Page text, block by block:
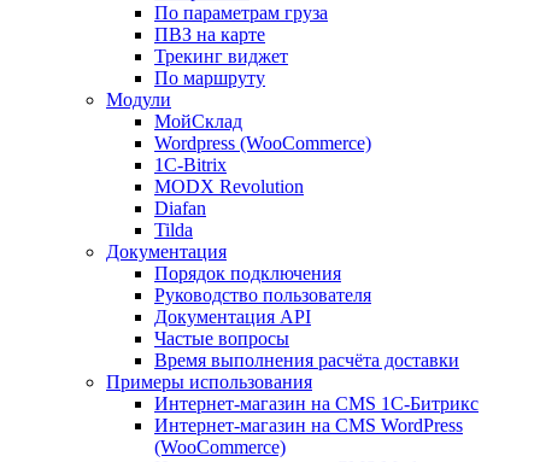
По параметрам груза
ПВЗ на карте
Трекинг виджет
По маршруту
Модули
МойСклад
Wordpress (WooCommerce)
1С-Bitrix
MODX Revolution
Diafan
Tilda
Документация
Порядок подключения
Руководство пользователя
Документация API
Частые вопросы
Время выполнения расчёта доставки
Примеры использования
Интернет-магазин на CMS 1С-Битрикс
Интернет-магазин на CMS WordPress
(WooCommerce)